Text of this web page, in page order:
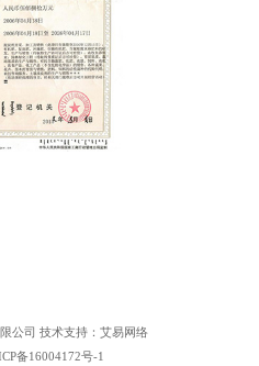
公司 技术支持：艾易网络
备16004172号-1